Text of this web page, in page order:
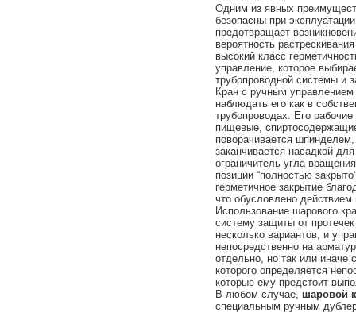
Одним из явных
безопасны при
предотвращает
вероятность
высокий класс
управление, которое
трубопроводной системы и
Кран с ручным
наблюдать его как в
трубопроводах. Его
пищевые,
поворачивается
заканчивается насадкой
ограничитель угла
позиции “полностью
герметичное закрытие
что обусловлено
Использование шарового
систему защиты от
несколько вариантов, и
непосредственно на
отдельно, но так или
которого определяется
которые ему предстоит
В любом случае, шаровой
специальным ручным